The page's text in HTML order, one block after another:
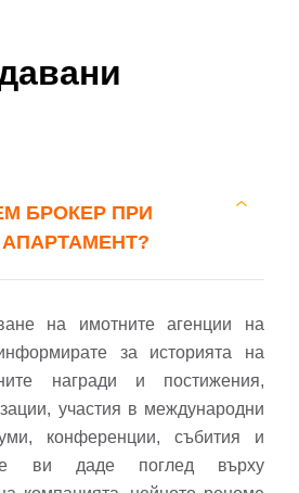
БРОКЕР ПРИ
на имотните агенции на
за историята на
награди и постижения,
участия в международни
конференции, събития и
ви даде поглед върху